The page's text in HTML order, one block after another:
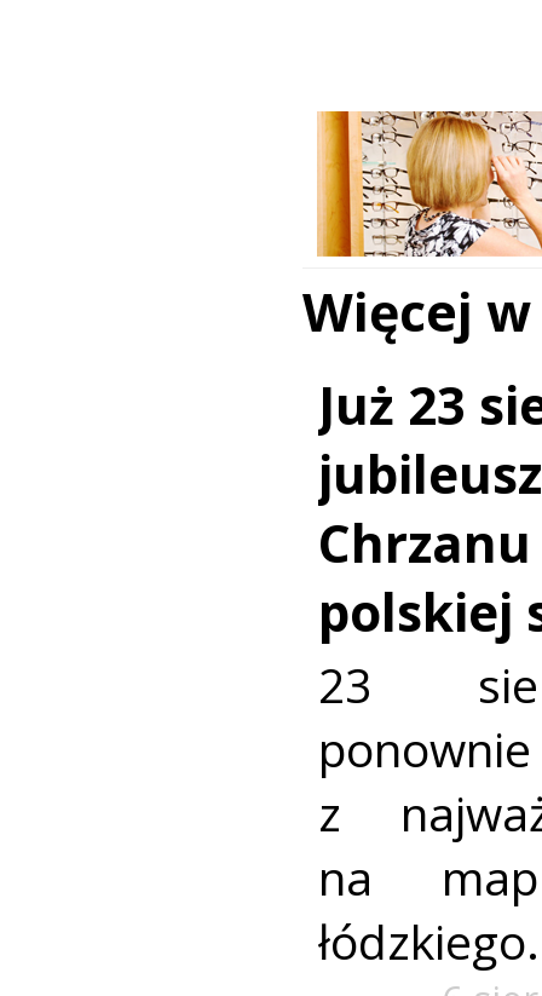
Więcej
Już 23
polskiej
23
z
na
łódzkiego.